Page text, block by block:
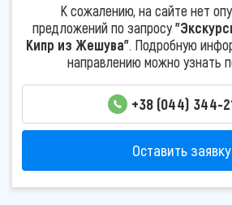
К сожалению, на сайте нет
предложений по запросу
Кипр из Жешува". Подробную
направлению можно узнать
+38 (044) 344-
Оставить заявку